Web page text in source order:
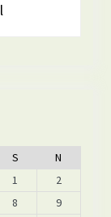
S
N
1
2
8
9